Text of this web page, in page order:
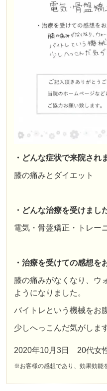
・どんな症状で来院され
膝の痛みとダイエット
・どんな治療を受けまし
電気・骨盤矯正・トレー
・治療を受けての感想を
膝の痛みがなくなり、ウ
ようになりました。
バイトレという機械をお
少しへっこんだ気がしま
2020年10月3日 20代女
※お客様の感想であり、効果効能